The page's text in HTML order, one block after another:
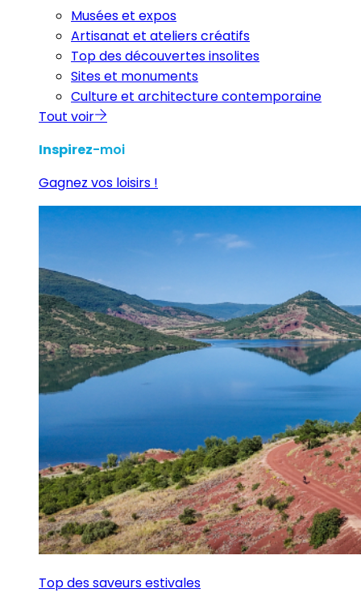
Musées et expos
Artisanat et ateliers créatifs
Top des découvertes insolites
Sites et monuments
Culture et architecture contemporaine
Tout voir
Inspirez-moi
Gagnez vos loisirs !
Top des saveurs estivales